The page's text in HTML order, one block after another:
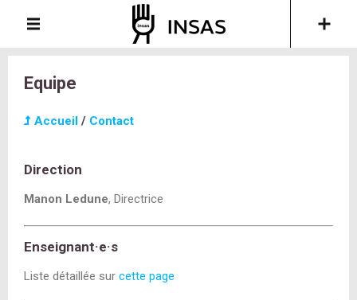
Equipe
Accueil / Contact
Direction
Manon Ledune, Directrice
Enseignant·e·s
Liste détaillée sur cette page